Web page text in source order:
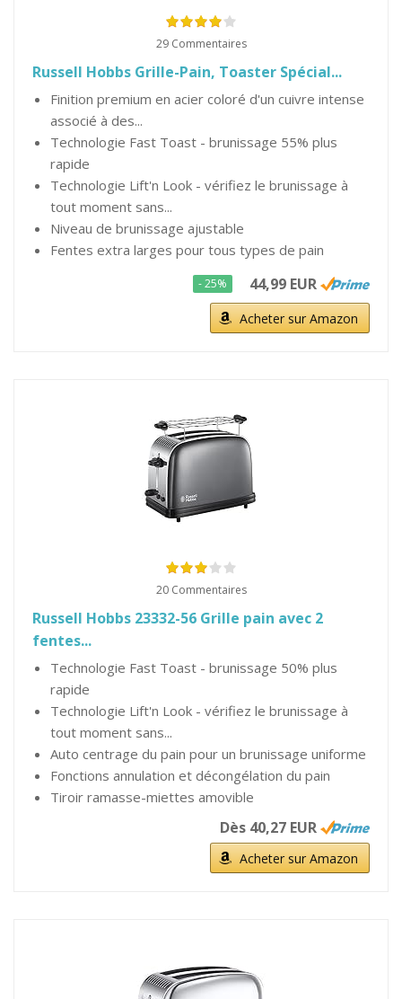
29 Commentaires
Russell Hobbs Grille-Pain, Toaster Spécial...
Finition premium en acier coloré d'un cuivre intense
associé à des...
Technologie Fast Toast - brunissage 55% plus
rapide
Technologie Lift'n Look - vérifiez le brunissage à
tout moment sans...
Niveau de brunissage ajustable
Fentes extra larges pour tous types de pain
- 25% 44,99 EUR
Acheter sur Amazon
20 Commentaires
Russell Hobbs 23332-56 Grille pain avec 2
fentes...
Technologie Fast Toast - brunissage 50% plus
rapide
Technologie Lift'n Look - vérifiez le brunissage à
tout moment sans...
Auto centrage du pain pour un brunissage uniforme
Fonctions annulation et décongélation du pain
Tiroir ramasse-miettes amovible
Dès 40,27 EUR
Acheter sur Amazon